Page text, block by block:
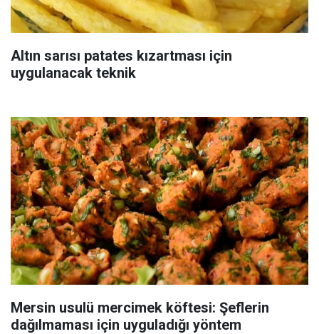
Altın sarısı patates kızartması için
uygulanacak teknik
Mersin usulü mercimek köftesi: Şeflerin
dağılmaması için uyguladığı yöntem